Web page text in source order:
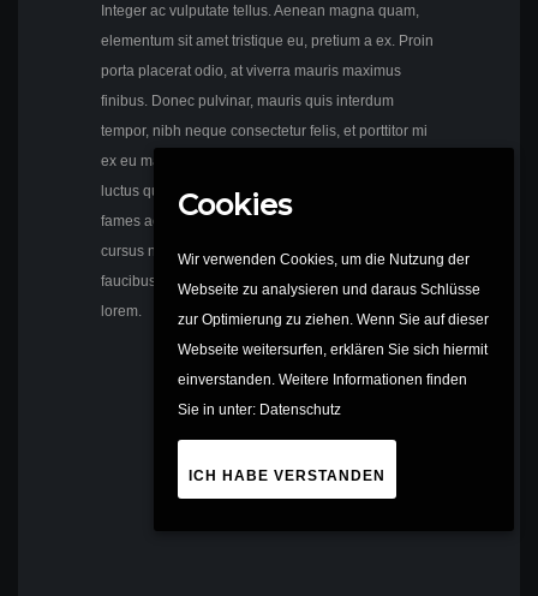
Integer ac vulputate tellus. Aenean magna quam,
elementum sit amet tristique eu, pretium a ex. Proin
porta placerat odio, at viverra mauris maximus
finibus. Donec pulvinar, mauris quis interdum
tempor, nibh neque consectetur felis, et porttitor mi
ex eu mauris. Aliquam lacinia orci urna, consequat
luctus quam efficitur eu. Interdum et malesuada
fames ac ante ipsum primis in faucibus. Nam
cursus nibh vitae lacus luctus, vitae dictum lectus
faucibus. Quisque id venenatis nisi, vel dictum
lorem.
Cookies
Wir verwenden Cookies, um die Nutzung der
Webseite zu analysieren und daraus Schlüsse
zur Optimierung zu ziehen. Wenn Sie auf dieser
Webseite weitersurfen, erklären Sie sich hiermit
einverstanden. Weitere Informationen finden
Sie in unter: Datenschutz
ICH HABE VERSTANDEN